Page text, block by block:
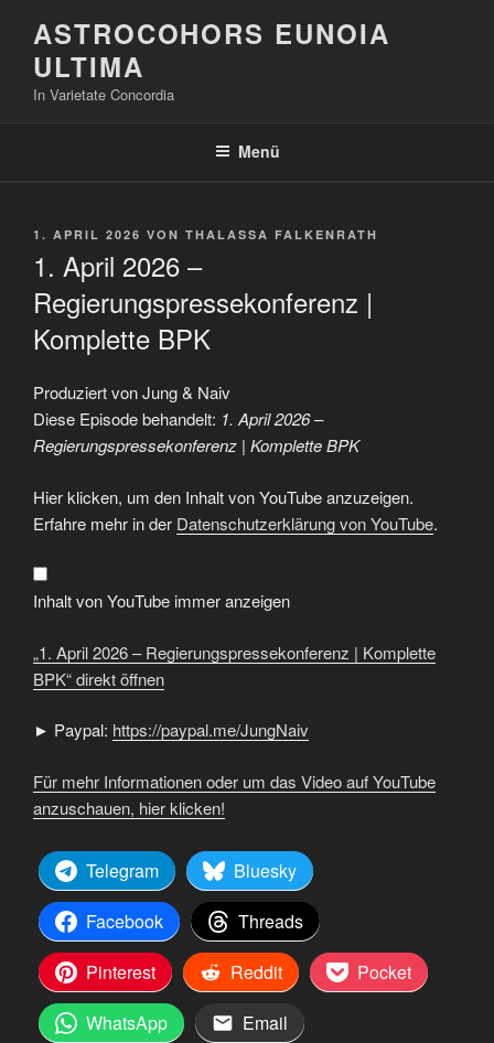
Inhalt
springen
ASTROCOHORS EUNOIA
ULTIMA
In Varietate Concordia
Menü
VERÖFFENTLICHT
1. APRIL 2026 VON THALASSA FALKENRATH
1. April 2026 –
Regierungspressekonferenz |
Komplette BPK
Produziert von Jung & Naiv
Diese Episode behandelt: 1. April 2026 –
Regierungspressekonferenz | Komplette BPK
„1.
April
2026
–
|
Komplette
BPK“
von
anzeigen
Hier klicken, um den Inhalt von YouTube anzuzeigen.
Erfahre mehr in der Datenschutzerklärung von YouTube.
Inhalt von YouTube immer anzeigen
„1. April 2026 – Regierungspressekonferenz | Komplette
BPK“ direkt öffnen
► Paypal: https://paypal.me/JungNaiv
Für mehr Informationen oder um das Video auf YouTube
anzuschauen, hier klicken!
Telegram
Bluesky
Facebook
Threads
Pinterest
Reddit
Pocket
WhatsApp
Email